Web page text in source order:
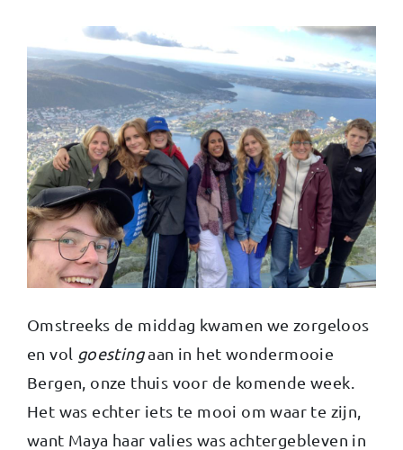
Omstreeks de middag kwamen we zorgeloos
en vol goestingaan in het wondermooie
Bergen, onze thuis voor de komende week.
Het was echter iets te mooi om waar te zijn,
want Maya haar valies was achtergebleven in